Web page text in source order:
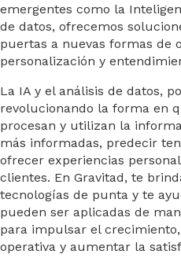
emergentes como la
de datos, ofrecemos
puertas a nuevas formas de
personalización y
La IA y el análisis de datos,
revolucionando la forma en
procesan y utilizan la
más informadas, predecir
ofrecer experiencias
clientes. En Gravitad, te
tecnologías de punta y te
pueden ser aplicadas de
para impulsar el
operativa y aumentar la